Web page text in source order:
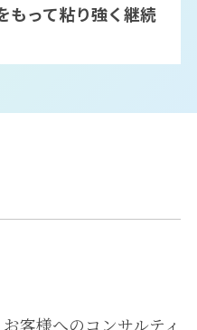
もって粘り強く継続
客様へのコンサルティ